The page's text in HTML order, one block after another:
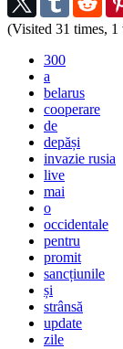
(Visited 31 times, 1
300
a
belarus
cooperare
de
depăși
invazie rusia
live
mai
o
occidentale
pentru
promit
sancțiunile
și
strânsă
update
zile